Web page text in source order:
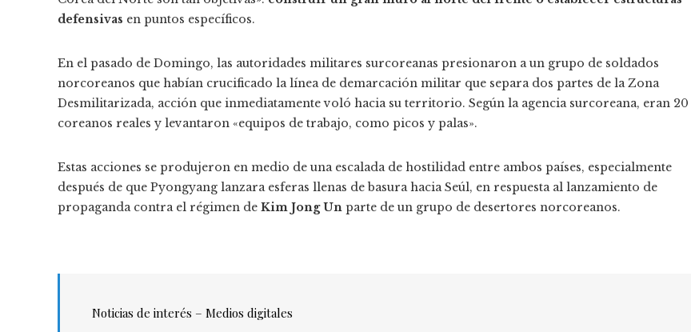
defensivas en puntos específicos.
En el pasado de Domingo, las autoridades militares surcoreanas presionaron a un grupo de soldados
norcoreanos que habían crucificado la línea de demarcación militar que separa dos partes de la Zona
Desmilitarizada, acción que inmediatamente voló hacia su territorio. Según la agencia surcoreana, eran 20
coreanos reales y levantaron «equipos de trabajo, como picos y palas».
Estas acciones se produjeron en medio de una escalada de hostilidad entre ambos países, especialmente
después de que Pyongyang lanzara esferas llenas de basura hacia Seúl, en respuesta al lanzamiento de
propaganda contra el régimen de Kim Jong Un parte de un grupo de desertores norcoreanos.
Noticias de interés – Medios digitales